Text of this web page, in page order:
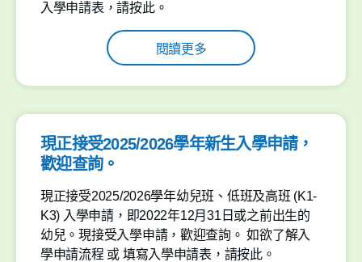
入學申請表，請按此。
閱讀更多
現正接受2025/2026學年新生入學申請，
歡迎查詢。
現正接受2025/2026學年幼兒班、低班及高班 (K1-
K3) 入學申請，即2022年12月31日或之前出生的
幼兒。現接受入學申請，歡迎查詢。 如欲了解入
學申請流程 或 填寫入學申請表，請按此。